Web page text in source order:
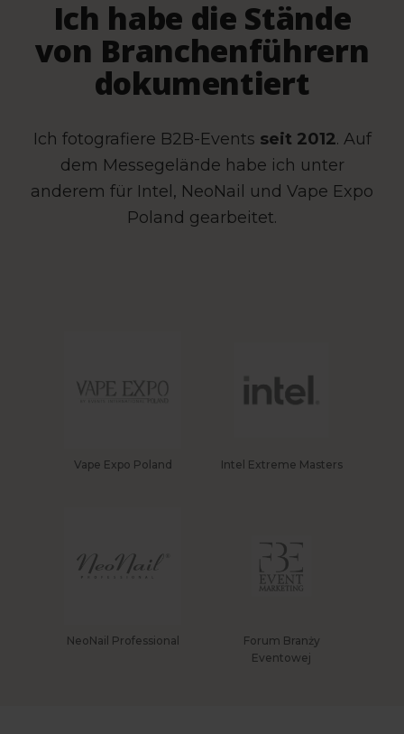
Ich habe die Stände
von Branchenführern
dokumentiert
Ich fotografiere B2B-Events seit 2012. Auf
dem Messegelände habe ich unter
anderem für Intel, NeoNail und Vape Expo
Poland gearbeitet.
Vape Expo Poland Intel Extreme Masters
NeoNail Professional
Forum Branży
Eventowej